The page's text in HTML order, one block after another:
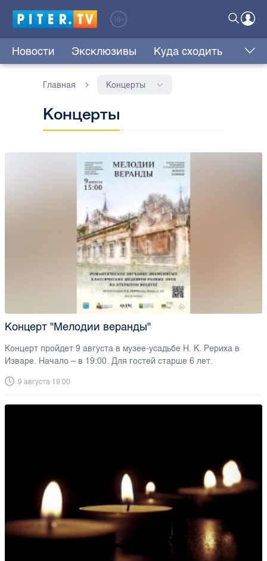
Новости Эксклюзивы Куда сходить
Главная Концерты
Концерты
Концерт "Мелодии веранды"
Концерт пройдет 9 августа в музее-усадьбе Н. К. Рериха в
Изваре. Начало – в 19:00. Для гостей старше 6 лет.
9 августа 19:00